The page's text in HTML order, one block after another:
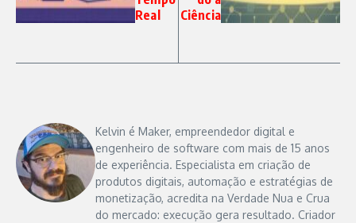
Real
Ciência
Kelvin é Maker, empreendedor digital e
engenheiro de software com mais de 15 anos
de experiência. Especialista em criação de
produtos digitais, automação e estratégias de
monetização, acredita na Verdade Nua e Crua
do mercado: execução gera resultado. Criador